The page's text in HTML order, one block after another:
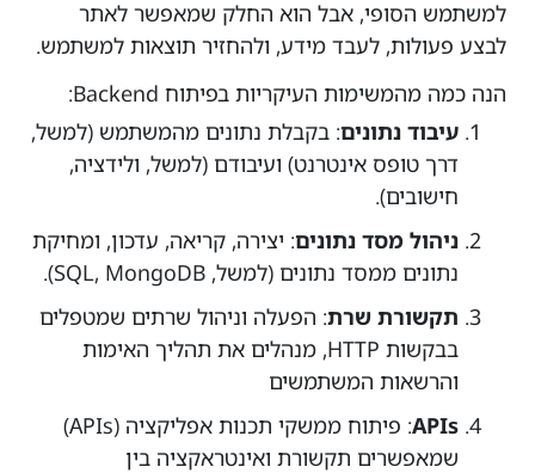
למשתמש הסופי, אבל הוא החלק שמאפשר לאתר
לבצע פעולות, לעבד מידע, ולהחזיר תוצאות למשתמש.
הנה כמה מהמשימות העיקריות בפיתוח Backend:
עיבוד נתונים: בקבלת נתונים מהמשתמש (למשל,
דרך טופס אינטרנט) ועיבודם (למשל, ולידציה,
חישובים).
ניהול מסד נתונים: יצירה, קריאה, עדכון, ומחיקת
נתונים ממסד נתונים (למשל, SQL, MongoDB).
תקשורת שרת: הפעלה וניהול שרתים שמטפלים
בבקשות HTTP, מנהלים את תהליך האימות
והרשאות המשתמשים
APIs
: פיתוח ממשקי תכנות אפליקציה (APIs)
שמאפשרים תקשורת ואינטראקציה בין